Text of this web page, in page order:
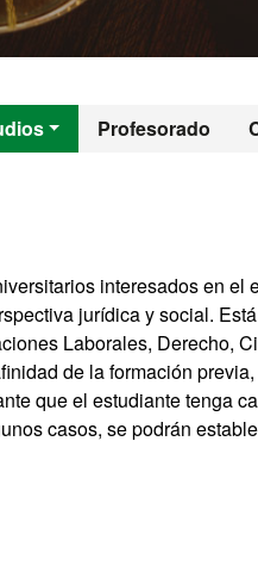
Profesorado
interesados en el
jurídica y social. Está
Laborales, Derecho,
de la formación
que el estudiante tenga
casos, se podrán